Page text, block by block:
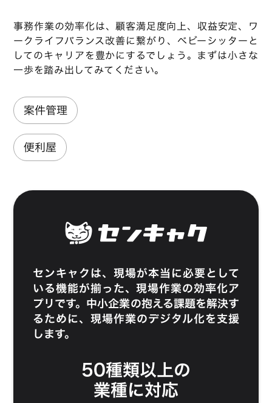
事務作業の効率化は、顧客満足度向上、収益安定、ワ
ークライフバランス改善に繋がり、ベビーシッターと
してのキャリアを豊かにするでしょう。まずは小さな
一歩を踏み出してみてください。
案件管理
便利屋
センキャクは、現場が本当に必要として
いる機能が揃った、現場作業の効率化ア
プリです。中小企業の抱える課題を解決す
るために、現場作業のデジタル化を支援
します。
50種類以上の
業種に対応